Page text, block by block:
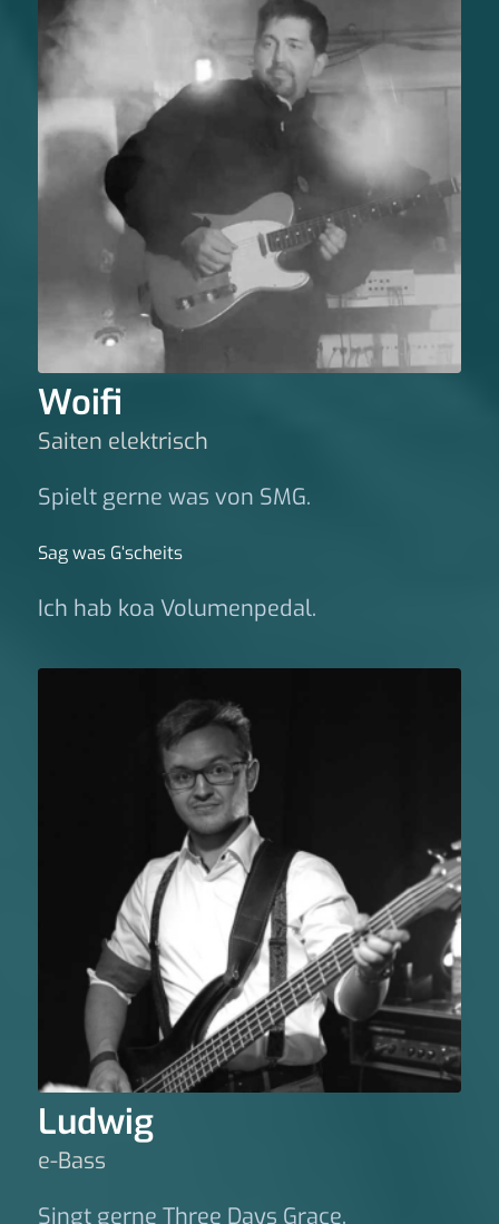
Woifi
Saiten elektrisch
Spielt gerne was von SMG.
Sag was G‘scheits
Ich hab koa Volumenpedal.
Ludwig
e-Bass
Singt gerne Three Days Grace.